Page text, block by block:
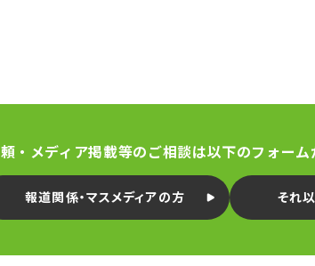
・メディア掲載等のご相談は以下のフォーム
報道関係・マスメディアの方 それ